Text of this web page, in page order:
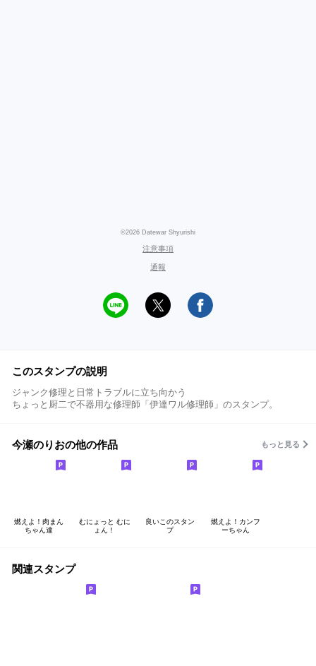
©2026 Datewar Shyurishi
注意事項
通報
このスタンプの説明
ジャンク修理と日常トラブルに立ち向かう
ちょっと厨二で不器用な修理師「伊達ワル修理師」のスタンプ。
今瀬のりおの他の作品 もっと見る
燃えよ！肉まん
ちゃん達
むにょっと むに
ょん！
良いこのスタン
プ
燃えよ！カンフ
ーちゃん
関連スタンプ